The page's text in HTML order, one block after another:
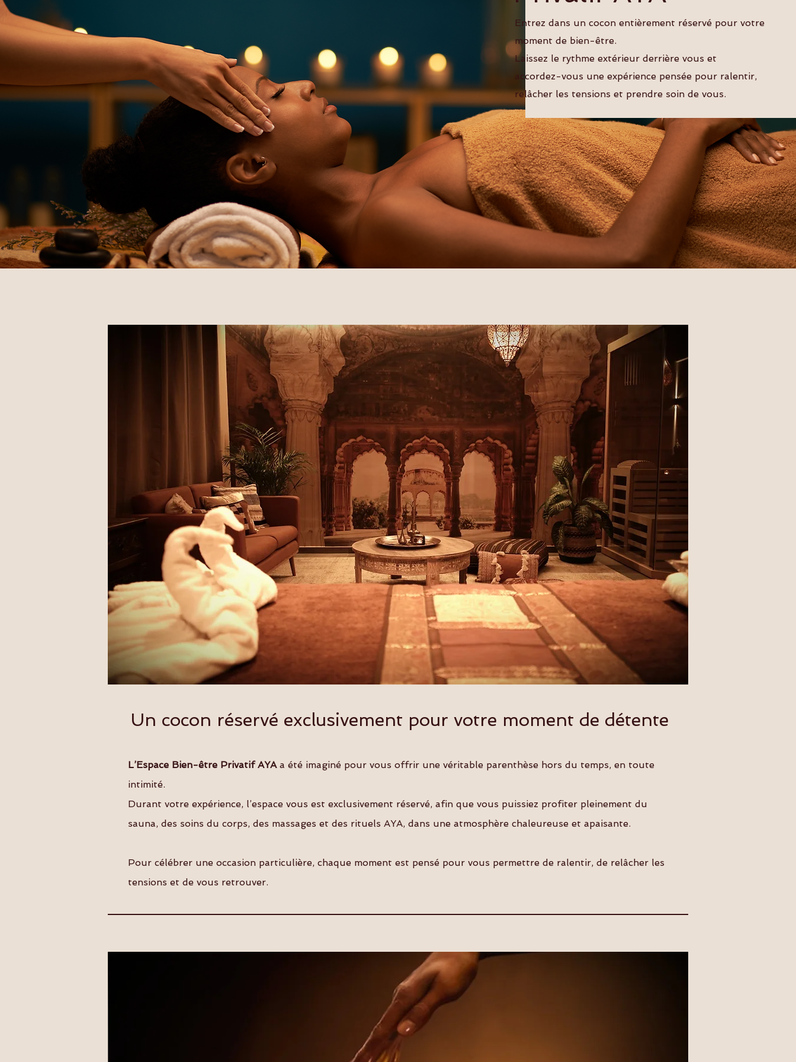
Entrez dans un cocon entièrement réservé pour votre
moment de bien-être.
Laissez le rythme extérieur derrière vous et
accordez-vous une expérience pensée pour ralentir,
relâcher les tensions et prendre soin de vous.
Un cocon réservé exclusivement pour votre moment de détente
L’Espace Bien-être Privatif AYA a été imaginé pour vous offrir une véritable parenthèse hors du temps, en toute
intimité.
Durant votre expérience, l’espace vous est exclusivement réservé, afin que vous puissiez profiter pleinement du
sauna, des soins du corps, des massages et des rituels AYA, dans une atmosphère chaleureuse et apaisante.
Pour célébrer une occasion particulière, chaque moment est pensé pour vous permettre de ralentir, de relâcher les
tensions et de vous retrouver.